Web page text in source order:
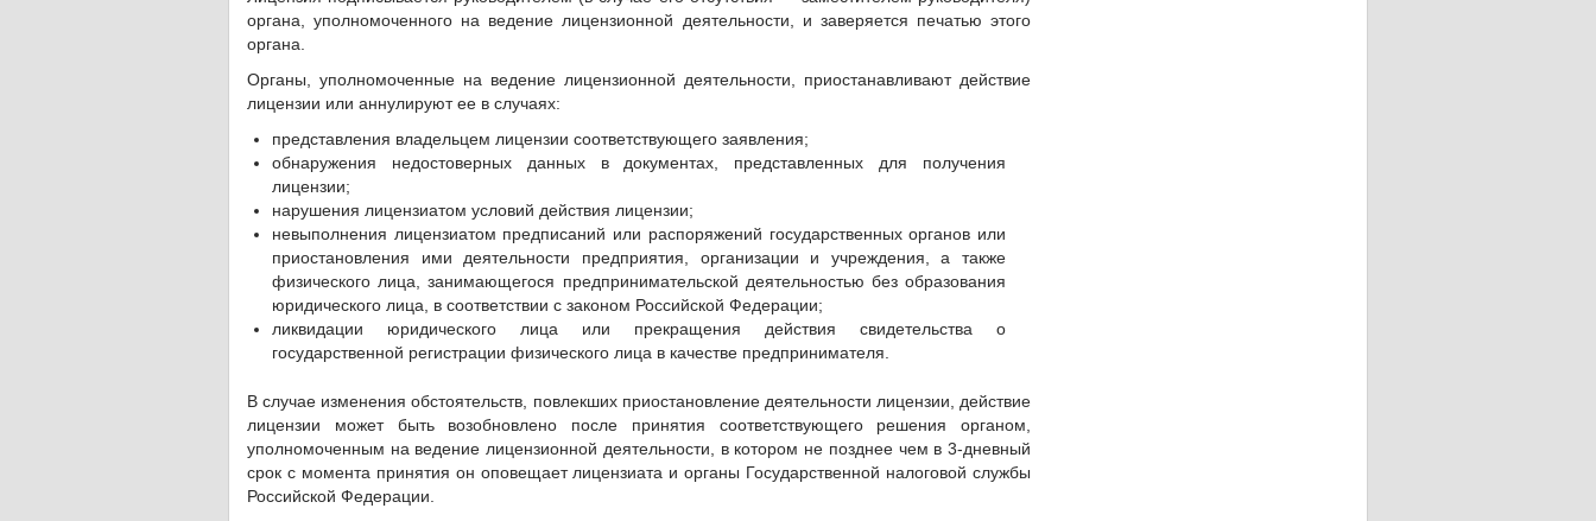
органа, уполномоченного на ведение лицензионной деятельности, и заверяется печатью этого
органа.
Органы, уполномоченные на ведение лицензионной деятельности, приостанавливают действие
лицензии или аннулируют ее в случаях:
представления владельцем лицензии соответствующего заявления;
обнаружения недостоверных данных в документах, представленных для получения
лицензии;
нарушения лицензиатом условий действия лицензии;
невыполнения лицензиатом предписаний или распоряжений государственных органов или
приостановления ими деятельности предприятия, организации и учреждения, а также
физического лица, занимающегося предпринимательской деятельностью без образования
юридического лица, в соответствии с законом Российской Федерации;
ликвидации юридического лица или прекращения действия свидетельства о
государственной регистрации физического лица в качестве предпринимателя.
В случае изменения обстоятельств, повлекших приостановление деятельности лицензии, действие
лицензии может быть возобновлено после принятия соответствующего решения органом,
уполномоченным на ведение лицензионной деятельности, в котором не позднее чем в 3-дневный
срок с момента принятия он оповещает лицензиата и органы Государственной налоговой службы
Российской Федерации.